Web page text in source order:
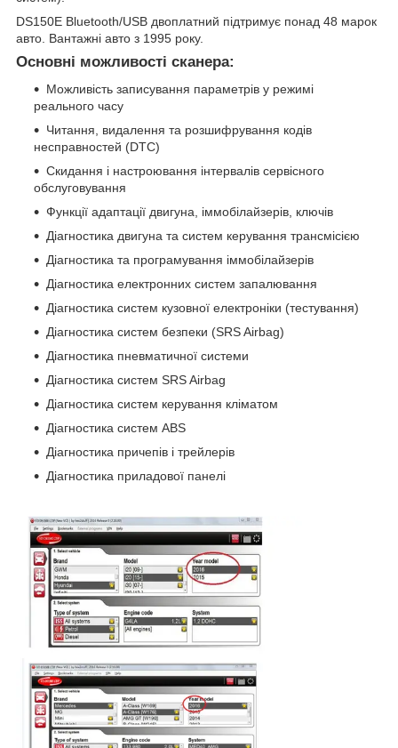
DS150E Bluetooth/USB двоплатний підтримує понад 48 марок
авто. Вантажні авто з 1995 року.
Основні можливості сканера:
Можливість записування параметрів у режимі
реального часу
Читання, видалення та розшифрування кодів
несправностей (DTC)
Скидання і настроювання інтервалів сервісного
обслуговування
Функції адаптації двигуна, іммобілайзерів, ключів
Діагностика двигуна та систем керування трансмісією
Діагностика та програмування іммобілайзерів
Діагностика електронних систем запалювання
Діагностика систем кузовної електроніки (тестування)
Діагностика систем безпеки (SRS Airbag)
Діагностика пневматичної системи
Діагностика систем SRS Airbag
Діагностика систем керування кліматом
Діагностика систем ABS
Діагностика причепів і трейлерів
Діагностика приладової панелі